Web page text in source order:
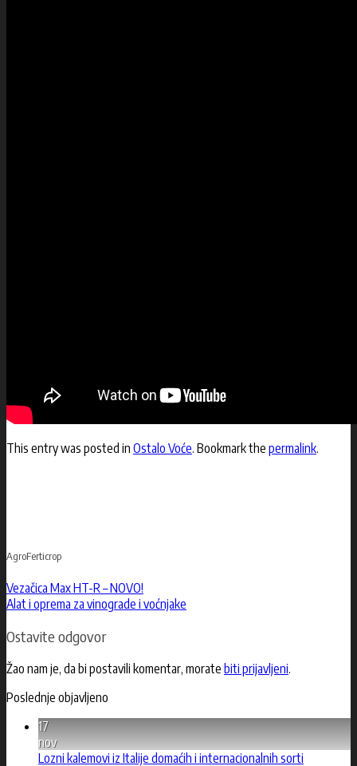
This entry was posted in Ostalo Voće. Bookmark the permalink.
AgroFerticrop
Vezačica Max HT-R – NOVO!
Alat i oprema za vinograde i voćnjake
Ostavite odgovor
Žao nam je, da bi postavili komentar, morate biti prijavljeni.
Poslednje objavljeno
17
nov
Lozni kalemovi iz Italije domaćih i internacionalnih sorti